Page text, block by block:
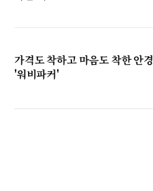
가격도 착하고 마음도 착한 안경
'워비파커'